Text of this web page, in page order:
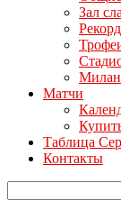
Зал
Матчи
Таблица
Контакты